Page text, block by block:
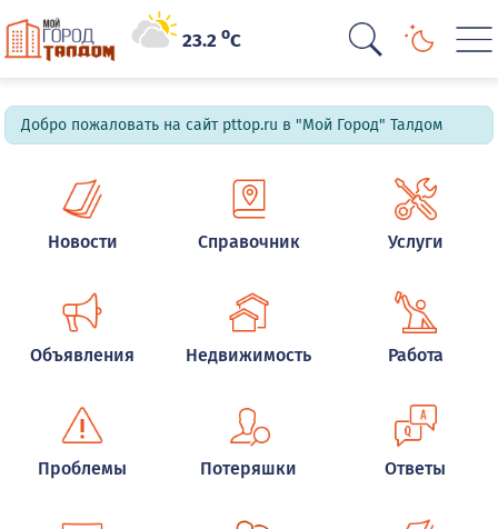
23.2oC
Добро пожаловать на сайт pttop.ru в "Мой Город" Талдом
Новости Справочник Услуги
Объявления Недвижимость Работа
Проблемы Потеряшки Ответы